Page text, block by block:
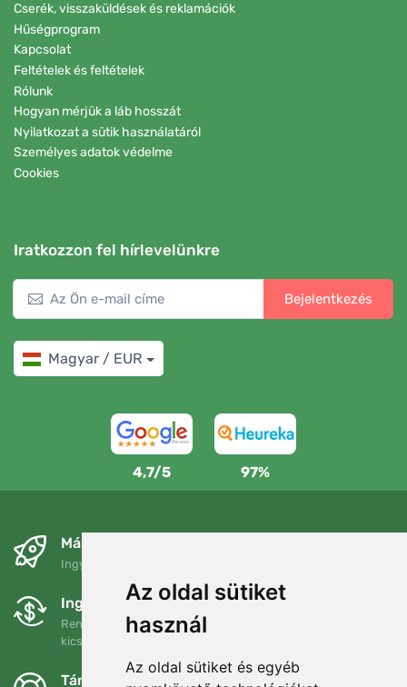
Az oldal sütiket
használ
Az oldal sütiket és egyéb
Cserék, visszaküldések és reklamációk
Hűségprogram
Kapcsolat
Feltételek és feltételek
Rólunk
Hogyan mérjük a láb hosszát
Nyilatkozat a sütik használatáról
Személyes adatok védelme
Cookies
Iratkozzon fel hírlevelünkre
Bejelentkezés
Magyar / EUR
4,7/5 97%
Másnapra és ingyenesen
Ingyenes szállítás a következő összeg felett: 80 EUR
Ingyenes csere és visszaküldés
Rendelését 90 napon belül bármikor visszaküldheti vagy
kicserélheti.
Támogatjuk a Trees.org-ot